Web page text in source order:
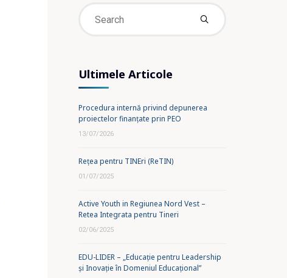
Ultimele Articole
Procedura internă privind depunerea
proiectelor finanțate prin PEO
13/07/2026
Rețea pentru TINEri (ReTIN)
01/07/2025
Active Youth in Regiunea Nord Vest –
Retea Integrata pentru Tineri
02/06/2025
EDU-LIDER – „Educație pentru Leadership
și Inovație în Domeniul Educațional”